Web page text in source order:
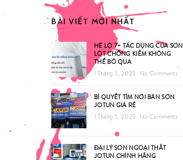
BÀI VIẾT MỚI NHẤT
HÉ LỘ 7+ TÁC DỤNG CỦA SƠN
LÓT CHỐNG KIỀM KHÔNG
THỂ BỎ QUA
1 Tháng 5, 2025
No Comments
BÍ QUYẾT TÌM NƠI BÁN SƠN
JOTUN GIÁ RẺ
1 Tháng 5, 2025
No Comments
ĐẠI LÝ SƠN NGOẠI THẤT
JOTUN CHÍNH HÃNG